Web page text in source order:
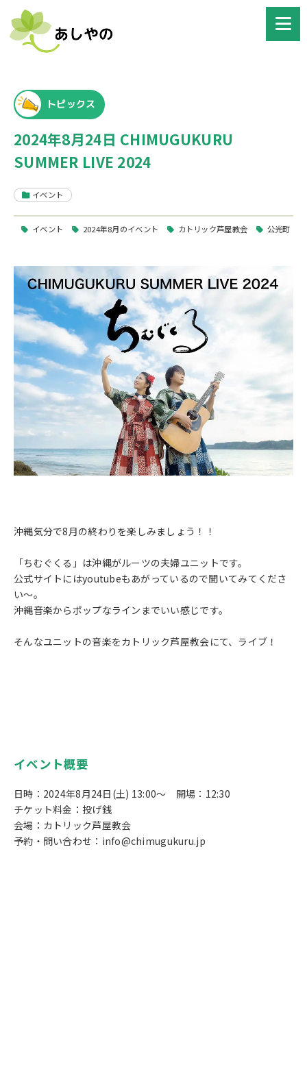
トピックス
2024年8月24日 CHIMUGUKURU
SUMMER LIVE 2024
イベント
イベント 2024年8月のイベント カトリック芦屋教会 公光町
沖縄気分で8月の終わりを楽しみましょう！！
「ちむぐくる」は沖縄がルーツの夫婦ユニットです。
公式サイトにはyoutubeもあがっているので聞いてみてくださ
い～。
沖縄音楽からポップなラインまでいい感じです。
そんなユニットの音楽をカトリック芦屋教会にて、ライブ！
イベント概要
日時：2024年8月24日(土) 13:00～ 開場：12:30
チケット料金：投げ銭
会場：カトリック芦屋教会
予約・問い合わせ：info@chimugukuru.jp